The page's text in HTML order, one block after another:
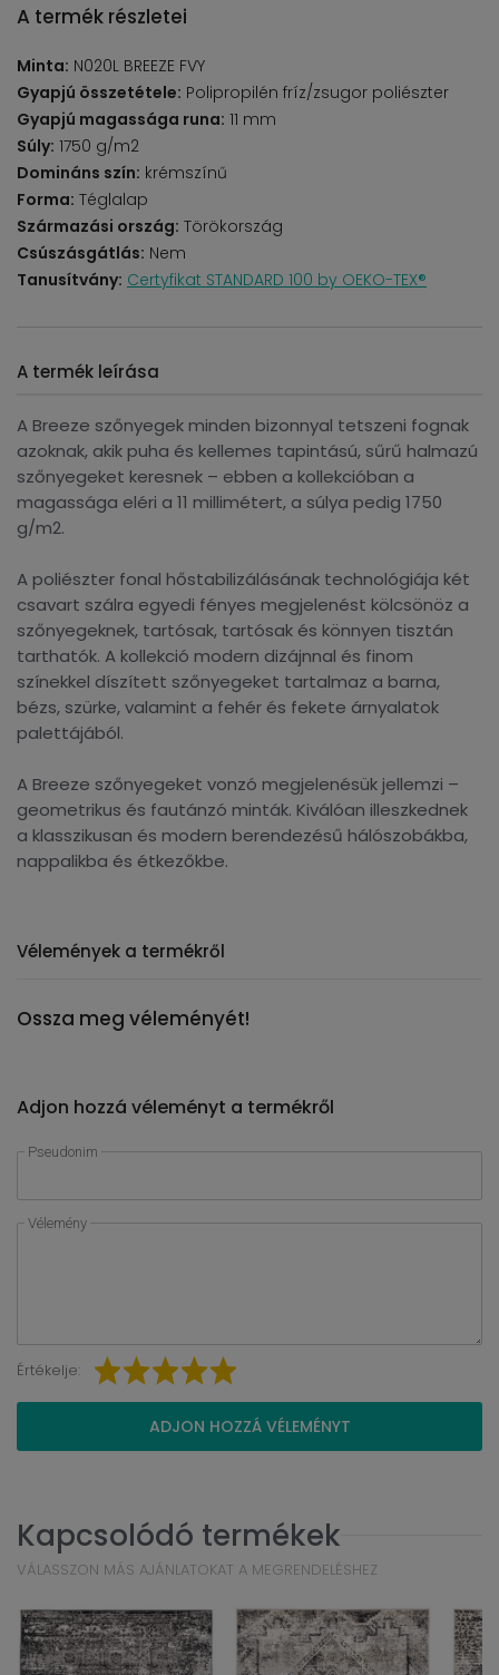
A termék részletei
Minta: N020L BREEZE FVY
Gyapjú összetétele: Polipropilén fríz/zsugor poliészter
Gyapjú magassága runa: 11 mm
Súly: 1750 g/m2
Domináns szín: krémszínű
Forma: Téglalap
Származási ország: Törökország
Csúszásgátlás: Nem
Tanusítvány: Certyfikat STANDARD 100 by OEKO-TEX®
A termék leírása
A Breeze szőnyegek minden bizonnyal tetszeni fognak
azoknak, akik puha és kellemes tapintású, sűrű halmazú
szőnyegeket keresnek – ebben a kollekcióban a
magassága eléri a 11 millimétert, a súlya pedig 1750
g/m2.
A poliészter fonal hőstabilizálásának technológiája két
csavart szálra egyedi fényes megjelenést kölcsönöz a
szőnyegeknek, tartósak, tartósak és könnyen tisztán
tarthatók. A kollekció modern dizájnnal és finom
színekkel díszített szőnyegeket tartalmaz a barna,
bézs, szürke, valamint a fehér és fekete árnyalatok
palettájából.
A Breeze szőnyegeket vonzó megjelenésük jellemzi –
geometrikus és fautánzó minták. Kiválóan illeszkednek
a klasszikusan és modern berendezésű hálószobákba,
nappalikba és étkezőkbe.
Vélemények a termékről
Ossza meg véleményét!
Adjon hozzá véleményt a termékről
Pseudonim
Vélemény
Értékelje:
ADJON HOZZÁ VÉLEMÉNYT
Kapcsolódó termékek
VÁLASSZON MÁS AJÁNLATOKAT A MEGRENDELÉSHEZ